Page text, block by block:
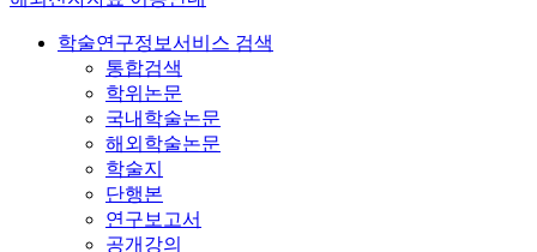
학술연구정보서비스 검색
통합검색
학위논문
국내학술논문
해외학술논문
학술지
단행본
연구보고서
공개강의